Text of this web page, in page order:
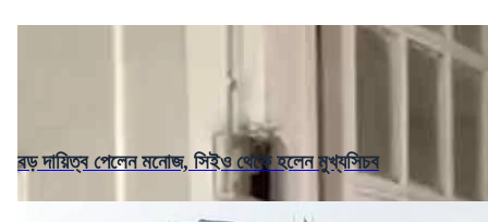
বড় দায়িত্ব পেলেন মনোজ, সিইও থেকে হলেন মুখ্যসিচব